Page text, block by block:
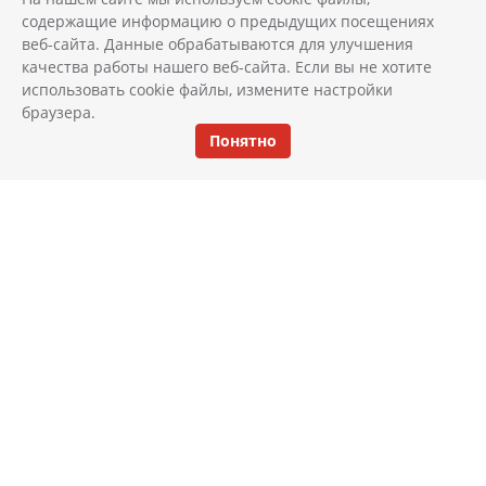
содержащие информацию о предыдущих посещениях
веб-сайта. Данные обрабатываются для улучшения
качества работы нашего веб-сайта. Если вы не хотите
использовать cookie файлы, измените настройки
браузера.
Понятно